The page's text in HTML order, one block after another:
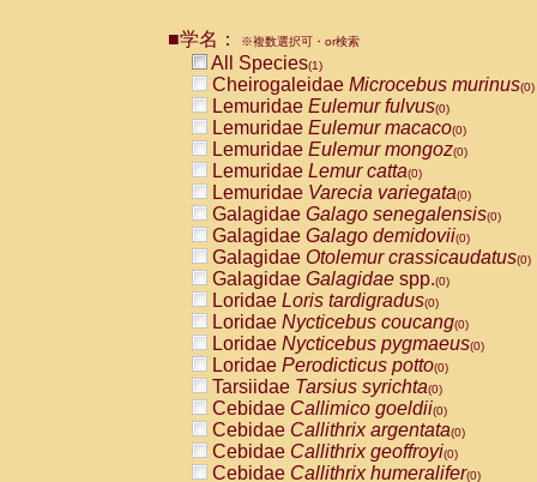
CebidaeCebus nigrivittatus
CebidaeCebus
CebidaeSaimiri boliviensis(0)
CebidaeSaimiri sciureus(0)
AtelidaeAlouatta caraya(0)
AtelidaeAlouatta fusca(0)
AtelidaeAlouatta seniculus
AtelidaeAlouattaspp.(0)
AtelidaeAteles belzebuth(0)
AtelidaeAteles geoffroyi(0)
AtelidaeAteles paniscus(0)
AtelidaeAtelesspp.(0)
Atelidae Lagothrix lagothricha
AtelidaeLagothrix lagothricha cana
PitheciidaeCacajao calvus
PitheciidaeCallicebus cupreus
PitheciidaeCallicebus donacophilus
PitheciidaeCallicebus moloch
PitheciidaeCallicebus torquatus
PitheciidaeCallicebusspp.(0)
PitheciidaeChiropotes satanas(0)
■学名： ※複数選択可・or検索
All Species(1)
Cheirogaleidae Microcebus murinus(0)
Lemuridae Eulemur fulvus(0)
Lemuridae Eulemur macaco(0)
Lemuridae Eulemur mongoz(0)
Lemuridae Lemur catta(0)
Lemuridae Varecia variegata(0)
Galagidae Galago senegalensis(0)
Galagidae Galago demidovii(0)
Galagidae Otolemur crassicaudatus(0)
Galagidae Galagidae spp.(0)
Loridae Loris tardigradus(0)
Loridae Nycticebus coucang(0)
Loridae Nycticebus pygmaeus(0)
Loridae Perodicticus potto(0)
Tarsiidae Tarsius syrichta(0)
Cebidae Callimico goeldii(0)
Cebidae Callithrix argentata(0)
Cebidae Callithrix geoffroyi(0)
Cebidae Callithrix humeralifer(0)